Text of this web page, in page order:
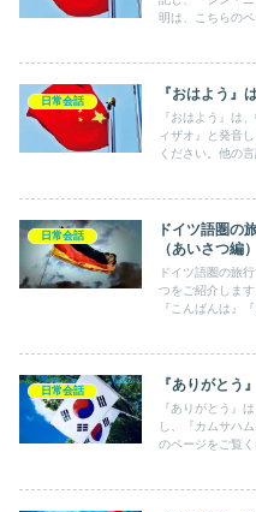
明は、こちらの
日常会話 『おはよう』
『おはよう』は
ィザオ』と発音
ください。他の
日常会話
ドイツ語圏の
（あいさつ編）
ドイツ語圏の旅
つをご紹介しま
『こんばんは』
日常会話 『ありがとう
『ありがとう』
し、『カムサハ
のページをご覧